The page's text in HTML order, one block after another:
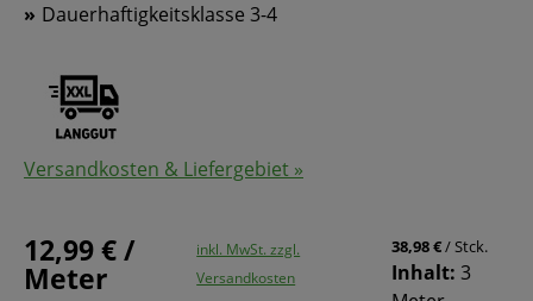
Dauerhaftigkeitsklasse 3-4
Versandkosten & Liefergebiet »
12,99 € /
Meter
inkl. MwSt. zzgl.
Versandkosten
38,98 €/ Stck.
Inhalt: 3